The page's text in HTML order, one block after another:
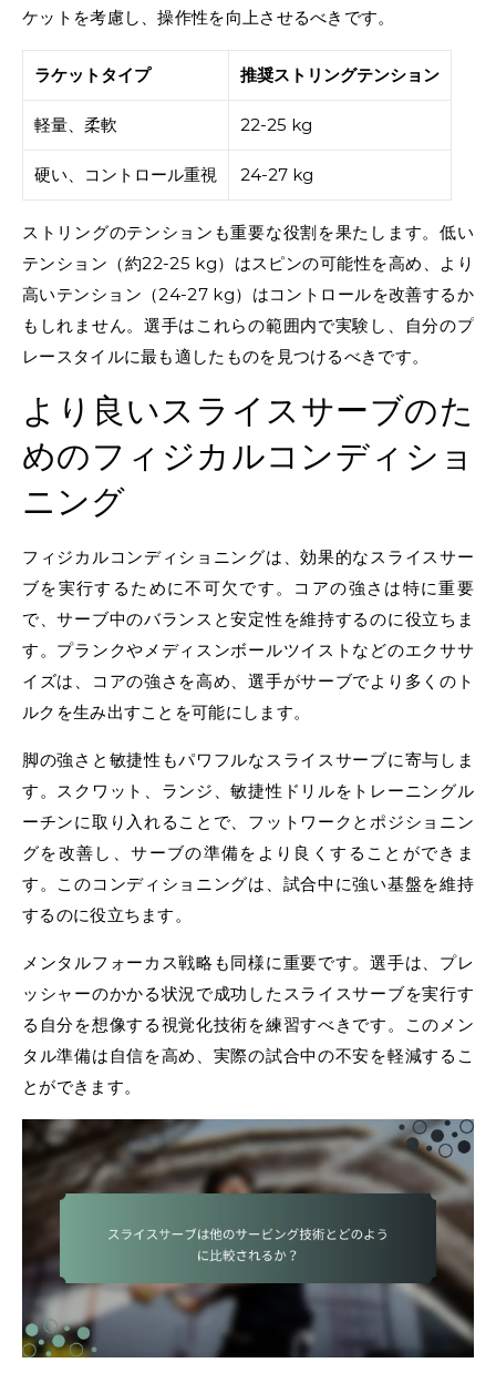
ケットを考慮し、操作性を向上させるべきです。
ラケットタイプ 推奨ストリングテンション
軽量、柔軟 22-25 kg
硬い、コントロール重視 24-27 kg
ストリングのテンションも重要な役割を果たします。低い
テンション（約22-25 kg）はスピンの可能性を高め、より
高いテンション（24-27 kg）はコントロールを改善するか
もしれません。選手はこれらの範囲内で実験し、自分のプ
レースタイルに最も適したものを見つけるべきです。
より良いスライスサーブのた
めのフィジカルコンディショ
ニング
フィジカルコンディショニングは、効果的なスライスサー
ブを実行するために不可欠です。コアの強さは特に重要
で、サーブ中のバランスと安定性を維持するのに役立ちま
す。プランクやメディスンボールツイストなどのエクササ
イズは、コアの強さを高め、選手がサーブでより多くのト
ルクを生み出すことを可能にします。
脚の強さと敏捷性もパワフルなスライスサーブに寄与しま
す。スクワット、ランジ、敏捷性ドリルをトレーニングル
ーチンに取り入れることで、フットワークとポジショニン
グを改善し、サーブの準備をより良くすることができま
す。このコンディショニングは、試合中に強い基盤を維持
するのに役立ちます。
メンタルフォーカス戦略も同様に重要です。選手は、プレ
ッシャーのかかる状況で成功したスライスサーブを実行す
る自分を想像する視覚化技術を練習すべきです。このメン
タル準備は自信を高め、実際の試合中の不安を軽減するこ
とができます。